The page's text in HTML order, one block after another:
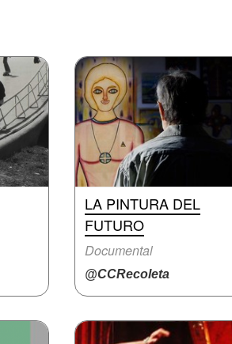
LA PINTURA DEL
FUTURO
Documental
@CCRecoleta